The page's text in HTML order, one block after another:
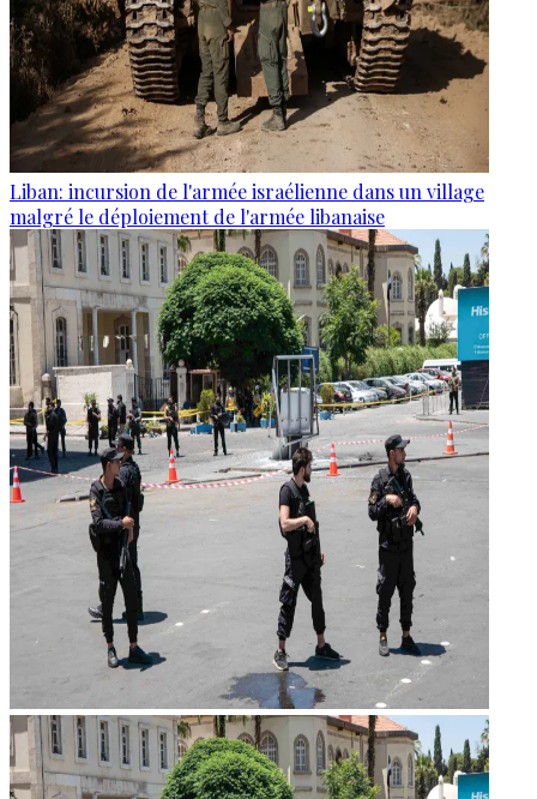
Liban: incursion de l'armée israélienne dans un village
malgré le déploiement de l'armée libanaise